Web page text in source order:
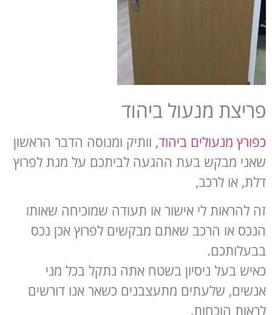
פריצת מנעול ביהוד
כפורץ מנעולים ביהוד, וותיק ומנוסה הדבר הראשון
שאני מבקש בעת ההגעה לביתכם על מנת לפרוץ
דלת, או לרכב,
זה להראות לי אישור או תעודה שמוכיחה שאותו
הנכס או הרכב שאתם מבקשים לפרוץ אכן נכס
בבעלותכם.
כאיש בעל ניסיון בשטח אתה נתקל בכל מני
אנשים, שלעתים מתעצבנים כשאר אנו דורשים
לראות הוכחות,